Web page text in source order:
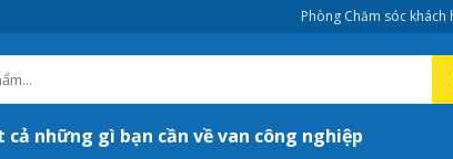
Phòng Chăm sóc khách
những gì bạn cần về van công nghiệp